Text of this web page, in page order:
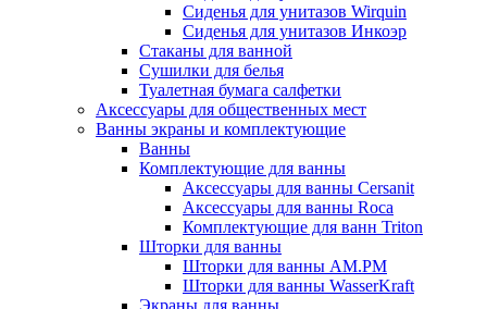
Сиденья для унитазов Wirquin
Сиденья для унитазов Инкоэр
Стаканы для ванной
Сушилки для белья
Туалетная бумага салфетки
Аксессуары для общественных мест
Ванны экраны и комплектующие
Ванны
Комплектующие для ванны
Аксессуары для ванны Cersanit
Аксессуары для ванны Roca
Комплектующие для ванн Triton
Шторки для ванны
Шторки для ванны AM.PM
Шторки для ванны WasserKraft